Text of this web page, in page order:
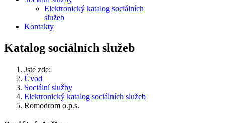
Elektronický katalog sociálních
služeb
Kontakty
Katalog sociálních služeb
Jste zde:
Úvod
Sociální služby
Elektronický katalog sociálních služeb
Romodrom o.p.s.